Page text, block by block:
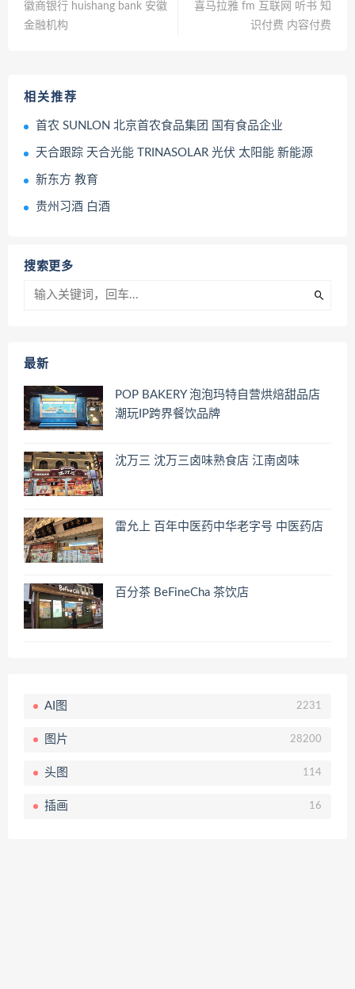
徽商银行 huishang bank 安徽
金融机构
喜马拉雅 fm 互联网 听书 知
识付费 内容付费
相关推荐
首农 SUNLON 北京首农食品集团 国有食品企业
天合跟踪 天合光能 TRINASOLAR 光伏 太阳能 新能源
新东方 教育
贵州习酒 白酒
搜索更多
最新
POP BAKERY 泡泡玛特自营烘焙甜品店
潮玩IP跨界餐饮品牌
沈万三 沈万三卤味熟食店 江南卤味
雷允上 百年中医药中华老字号 中医药店
百分茶 BeFineCha 茶饮店
AI图 2231
图片 28200
头图 114
插画 16